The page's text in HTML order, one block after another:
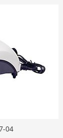
04